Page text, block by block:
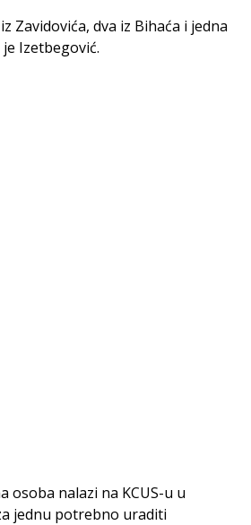
Zavidovića, dva iz Bihaća i jedna
Izetbegović.
osoba nalazi na KCUS-u u
jednu potrebno uraditi